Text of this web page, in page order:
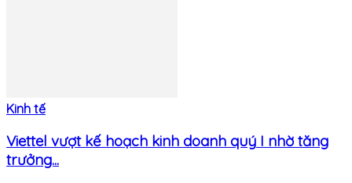
Kinh tế
Viettel vượt kế hoạch kinh doanh quý I nhờ tăng
trưởng...